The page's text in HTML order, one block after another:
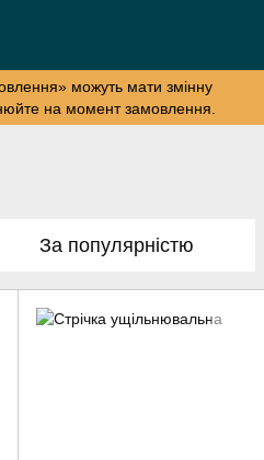
можуть мати змінну
на момент замовлення.
За популярністю